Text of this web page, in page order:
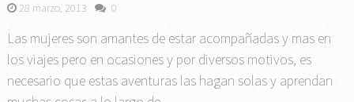
28 marzo, 2013 0
Las mujeres son amantes de estar acompañadas y mas en
los viajes pero en ocasiones y por diversos motivos, es
necesario que estas aventuras las hagan solas y aprendan